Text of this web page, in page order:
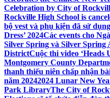
Celebration by City of
Rockville High School is
bộ vest và phụ kiện đã sử
Dress’ 2024Các events cho
Silver Spring và Silver Spring
DistrictCuộc thi video ‘Heads
Montgomery County
thanh thiếu niên chấp nhận
năm 20242024 Lunar New
Park LibraryThe City of